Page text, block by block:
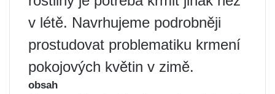
v létě. Navrhujeme podrobněji
prostudovat problematiku krmení
pokojových květin v zimě.
obsah